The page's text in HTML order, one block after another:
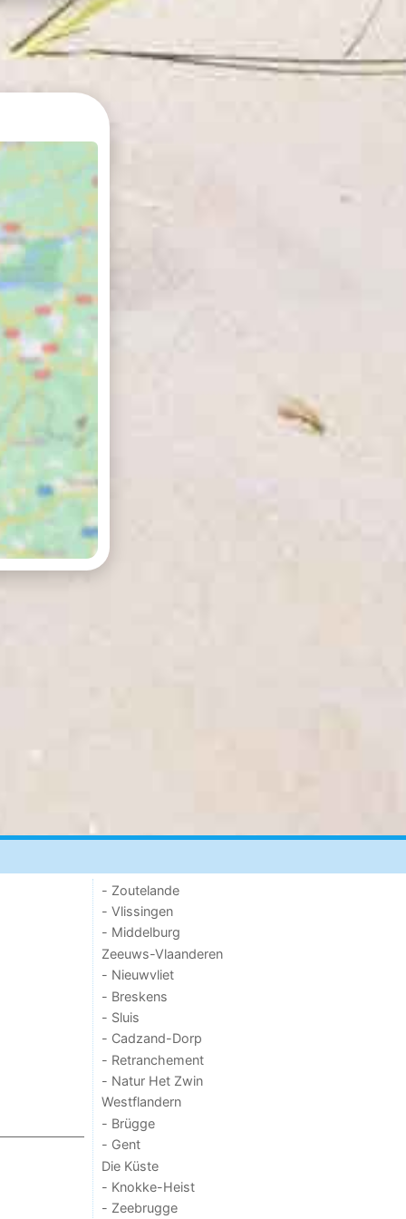
- Zoutelande
- Vlissingen
- Middelburg
Zeeuws-Vlaanderen
- Nieuwvliet
- Breskens
- Sluis
- Cadzand-Dorp
- Retranchement
- Natur Het Zwin
Westflandern
- Brügge
- Gent
Die Küste
- Knokke-Heist
- Zeebrugge